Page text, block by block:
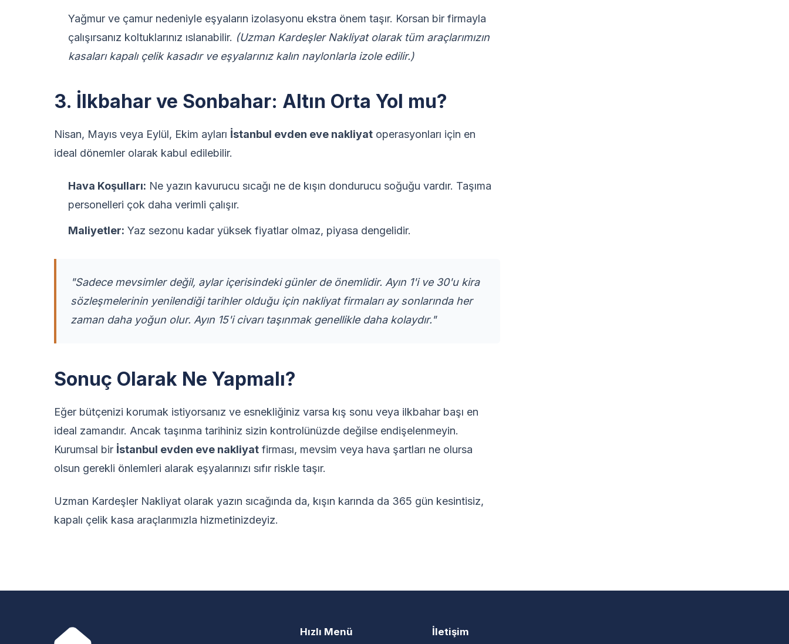
Yağmur ve çamur nedeniyle eşyaların izolasyonu ekstra önem taşır. Korsan bir firmayla
çalışırsanız koltuklarınız ıslanabilir. (Uzman Kardeşler Nakliyat olarak tüm araçlarımızın
kasaları kapalı çelik kasadır ve eşyalarınız kalın naylonlarla izole edilir.)
3. İlkbahar ve Sonbahar: Altın Orta Yol mu?
Nisan, Mayıs veya Eylül, Ekim ayları İstanbul evden eve nakliyat operasyonları için en
ideal dönemler olarak kabul edilebilir.
Hava Koşulları: Ne yazın kavurucu sıcağı ne de kışın dondurucu soğuğu vardır. Taşıma
personelleri çok daha verimli çalışır.
Maliyetler: Yaz sezonu kadar yüksek fiyatlar olmaz, piyasa dengelidir.
"Sadece mevsimler değil, aylar içerisindeki günler de önemlidir. Ayın 1'i ve 30'u kira
sözleşmelerinin yenilendiği tarihler olduğu için nakliyat firmaları ay sonlarında her
zaman daha yoğun olur. Ayın 15'i civarı taşınmak genellikle daha kolaydır."
Sonuç Olarak Ne Yapmalı?
Eğer bütçenizi korumak istiyorsanız ve esnekliğiniz varsa kış sonu veya ilkbahar başı en
ideal zamandır. Ancak taşınma tarihiniz sizin kontrolünüzde değilse endişelenmeyin.
Kurumsal bir İstanbul evden eve nakliyat firması, mevsim veya hava şartları ne olursa
olsun gerekli önlemleri alarak eşyalarınızı sıfır riskle taşır.
Uzman Kardeşler Nakliyat olarak yazın sıcağında da, kışın karında da 365 gün kesintisiz,
kapalı çelik kasa araçlarımızla hizmetinizdeyiz.
Hızlı Menü İletişim